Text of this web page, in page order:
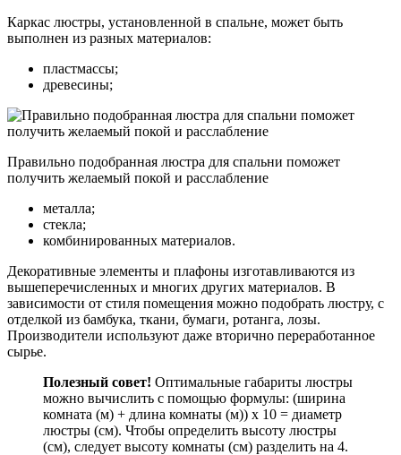
Каркас люстры, установленной в спальне, может быть
выполнен из разных материалов:
пластмассы;
древесины;
Правильно подобранная люстра для спальни поможет
получить желаемый покой и расслабление
металла;
стекла;
комбинированных материалов.
Декоративные элементы и плафоны изготавливаются из
вышеперечисленных и многих других материалов. В
зависимости от стиля помещения можно подобрать люстру, с
отделкой из бамбука, ткани, бумаги, ротанга, лозы.
Производители используют даже вторично переработанное
сырье.
Полезный совет! Оптимальные габариты люстры
можно вычислить с помощью формулы: (ширина
комната (м) + длина комнаты (м)) х 10 = диаметр
люстры (см). Чтобы определить высоту люстры
(см), следует высоту комнаты (см) разделить на 4.